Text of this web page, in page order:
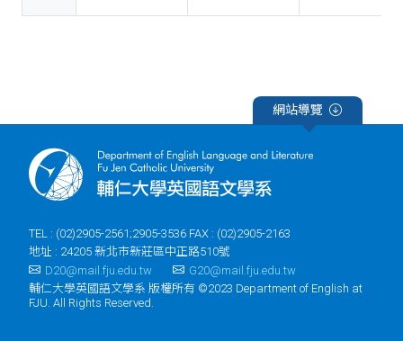
網站導覽
TEL : (02)2905-2561;2905-3536 FAX : (02)2905-2163
地址 : 24205 新北市新莊區中正路510號
D20@mail.fju.edu.tw
G20@mail.fju.edu.tw
輔仁大學英國語文學系 版權所有 ©2023 Department of English at
FJU. All Rights Reserved.